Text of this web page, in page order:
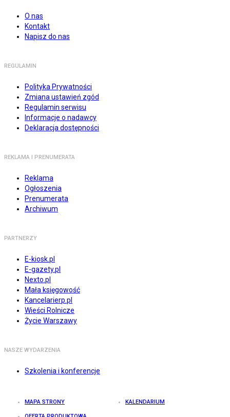
O nas
Kontakt
Napisz do nas
REGULAMIN
Polityka Prywatności
Zmiana ustawień zgód
Regulamin serwisu
Informacje o nadawcy
Deklaracja dostępności
REKLAMA I PRENUMERATA
Reklama
Ogłoszenia
Prenumerata
Archiwum
PARTNERZY
E-kiosk.pl
E-gazety.pl
Nexto.pl
Mała księgowość
Kancelarierp.pl
Wieści Rolnicze
Życie Warszawy
NASZE WYDARZENIA
Szkolenia i konferencje
MAPA STRONY KALENDARIUM